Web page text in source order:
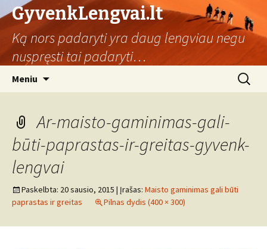
GyvenkLengvai.lt
Ką nors padaryti yra daug lengviau negu
nuspręsti tai padaryti…
Meniu Ieškoti:
Ar-maisto-gaminimas-gali-
būti-paprastas-ir-greitas-gyvenk-
lengvai
Paskelbta: 20 sausio, 2015 | Įrašas: Maisto gaminimas gali būti
paprastas ir greitas
Pilnas dydis (400 × 300)